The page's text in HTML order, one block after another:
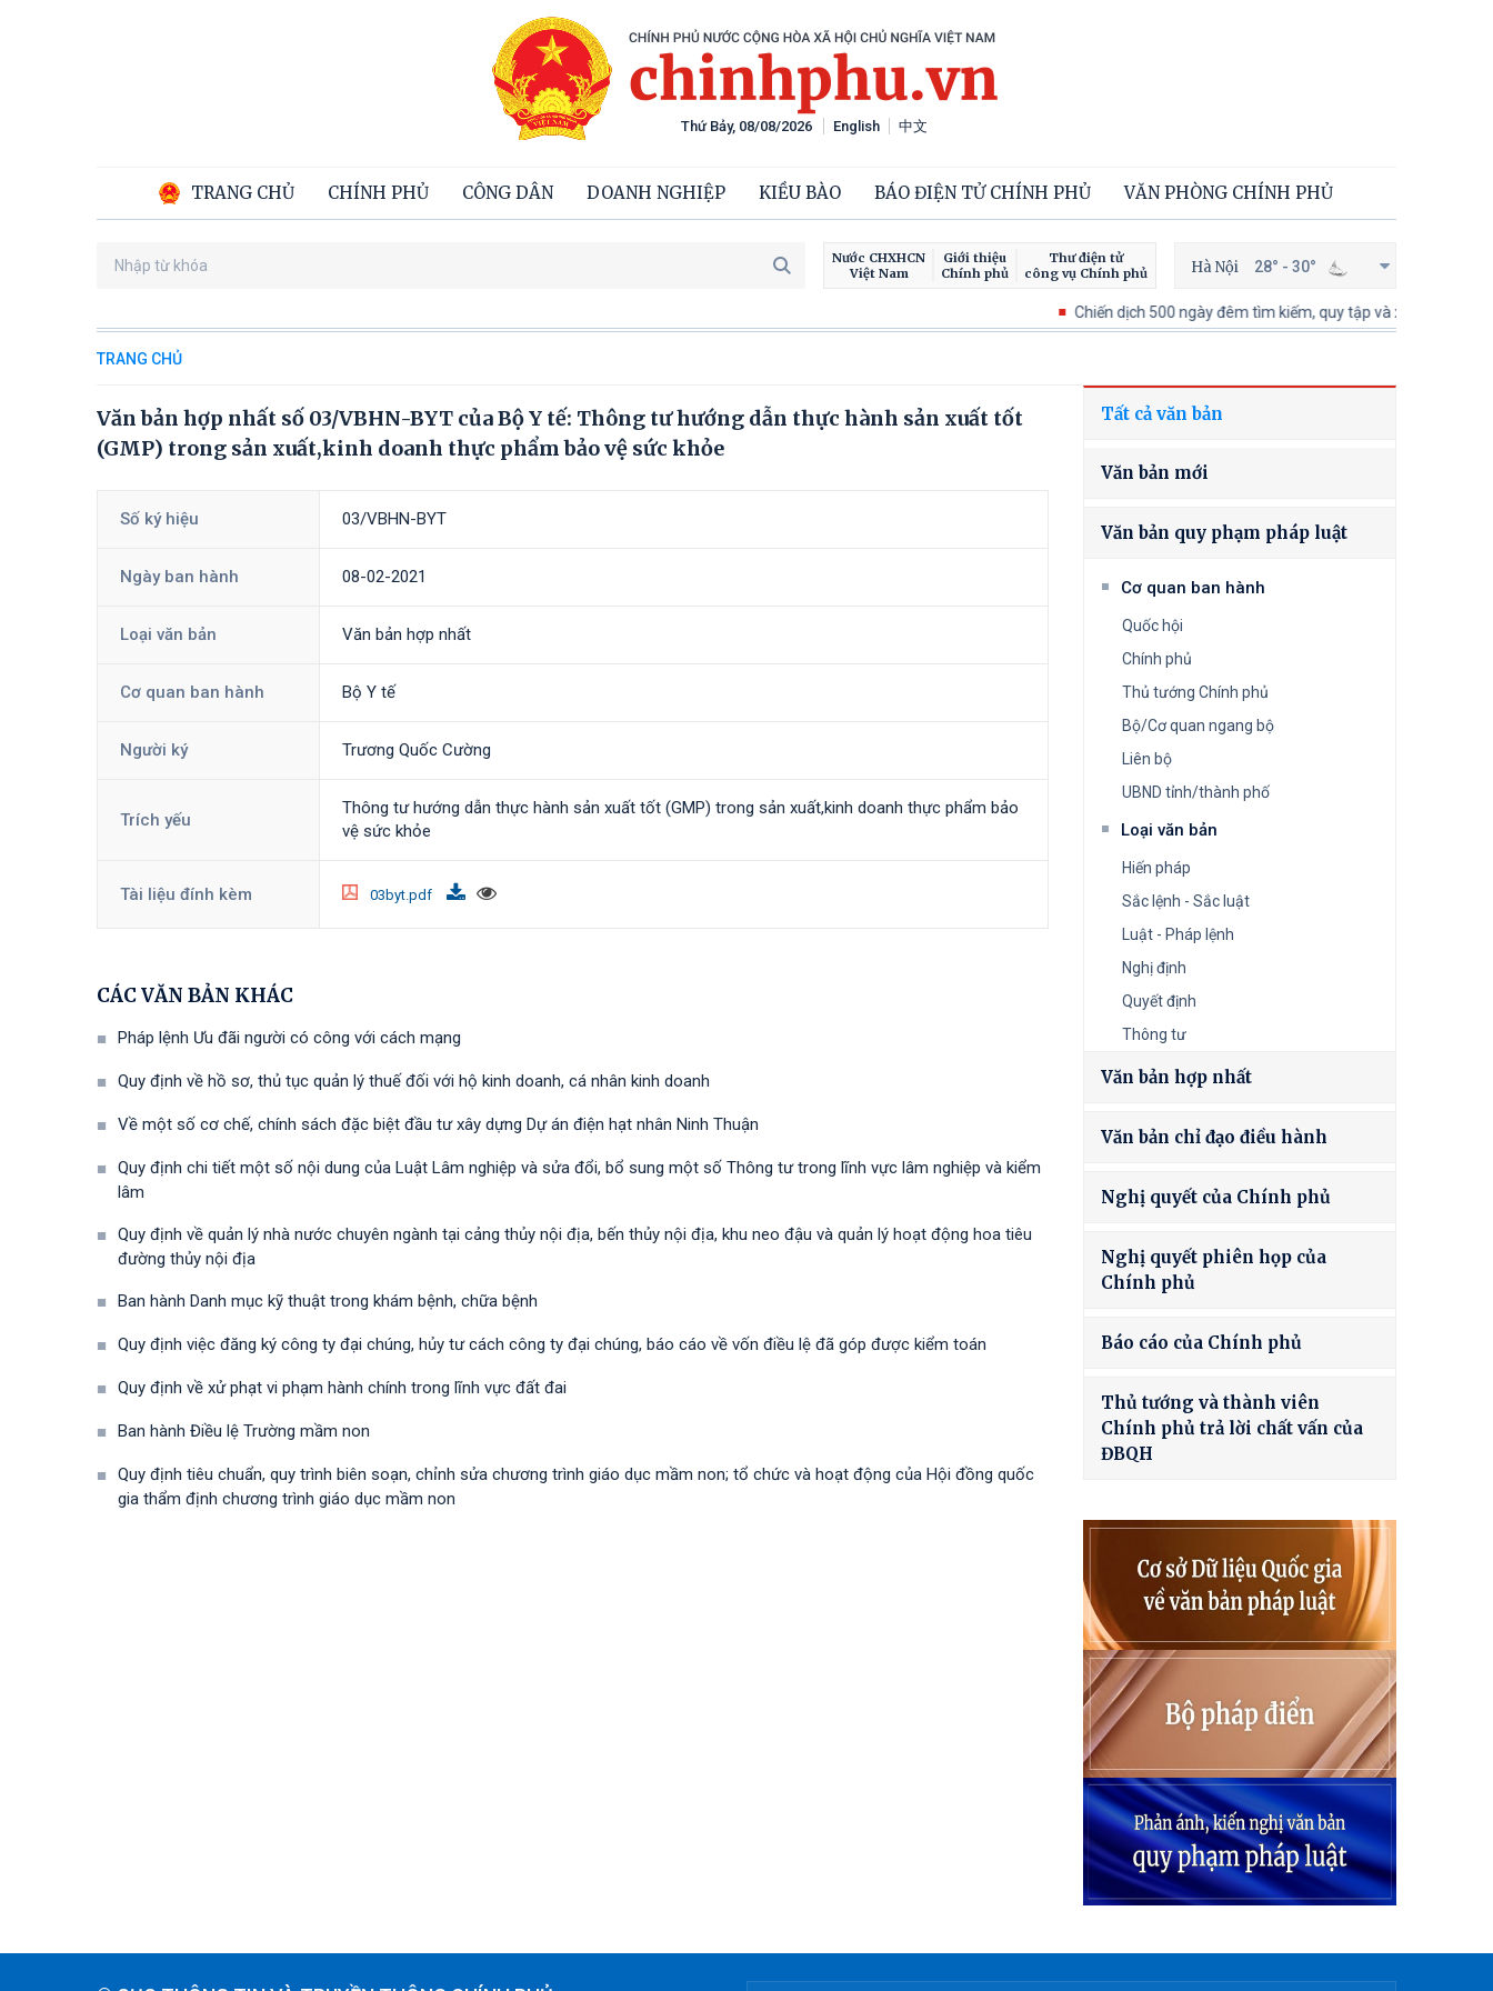
English 中文
TRANG CHỦ CHÍNH PHỦ CÔNG DÂN DOANH NGHIỆP KIỀU BÀO BÁO ĐIỆN TỬ CHÍNH PHỦ VĂN PHÒNG CHÍNH PHỦ
Thứ Bảy, 08/08/2026
Nước CHXHCN
Việt Nam
Giới thiệu
Chính phủ
Thư điện tử
công vụ Chính phủ
Hà Nội 28° - 30°
Chiến dịch 500 ngày đêm tìm kiếm, quy tập và xác định danh tính
TRANG CHỦ
Văn bản hợp nhất số 03/VBHN-BYT của Bộ Y tế: Thông tư hướng dẫn thực hành sản xuất tốt
(GMP) trong sản xuất,kinh doanh thực phẩm bảo vệ sức khỏe
Số ký hiệu 03/VBHN-BYT
Ngày ban hành 08-02-2021
Loại văn bản Văn bản hợp nhất
Cơ quan ban hành Bộ Y tế
Người ký Trương Quốc Cường
Trích yếu
Thông tư hướng dẫn thực hành sản xuất tốt (GMP) trong sản xuất,kinh doanh thực phẩm bảo
vệ sức khỏe
Tài liệu đính kèm 03byt.pdf
CÁC VĂN BẢN KHÁC
Pháp lệnh Ưu đãi người có công với cách mạng
Quy định về hồ sơ, thủ tục quản lý thuế đối với hộ kinh doanh, cá nhân kinh doanh
Về một số cơ chế, chính sách đặc biệt đầu tư xây dựng Dự án điện hạt nhân Ninh Thuận
Quy định chi tiết một số nội dung của Luật Lâm nghiệp và sửa đổi, bổ sung một số Thông tư trong lĩnh vực lâm nghiệp và kiểm
lâm
Quy định về quản lý nhà nước chuyên ngành tại cảng thủy nội địa, bến thủy nội địa, khu neo đậu và quản lý hoạt động hoa tiêu
đường thủy nội địa
Ban hành Danh mục kỹ thuật trong khám bệnh, chữa bệnh
Quy định việc đăng ký công ty đại chúng, hủy tư cách công ty đại chúng, báo cáo về vốn điều lệ đã góp được kiểm toán
Quy định về xử phạt vi phạm hành chính trong lĩnh vực đất đai
Ban hành Điều lệ Trường mầm non
Quy định tiêu chuẩn, quy trình biên soạn, chỉnh sửa chương trình giáo dục mầm non; tổ chức và hoạt động của Hội đồng quốc
gia thẩm định chương trình giáo dục mầm non
Tất cả văn bản
Văn bản mới
Văn bản quy phạm pháp luật
Cơ quan ban hành
Quốc hội
Chính phủ
Thủ tướng Chính phủ
Bộ/Cơ quan ngang bộ
Liên bộ
UBND tỉnh/thành phố
Loại văn bản
Hiến pháp
Sắc lệnh - Sắc luật
Luật - Pháp lệnh
Nghị định
Quyết định
Thông tư
Văn bản hợp nhất
Văn bản chỉ đạo điều hành
Nghị quyết của Chính phủ
Nghị quyết phiên họp của
Chính phủ
Báo cáo của Chính phủ
Thủ tướng và thành viên
Chính phủ trả lời chất vấn của
ĐBQH